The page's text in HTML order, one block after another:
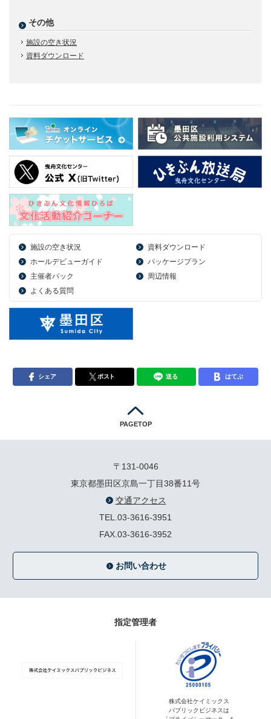
その他
施設の空き状況
資料ダウンロード
施設の空き状況
資料ダウンロード
ホールデビューガイド
パッケージプラン
主催者パック
周辺情報
よくある質問
シェア ポスト 送る はてぶ
PAGETOP
〒131-0046
東京都墨田区京島一丁目38番11号
交通アクセス
TEL.03-3616-3951
FAX.03-3616-3952
お問い合わせ
指定管理者
株式会社ケイミックス
パブリックビジネスは